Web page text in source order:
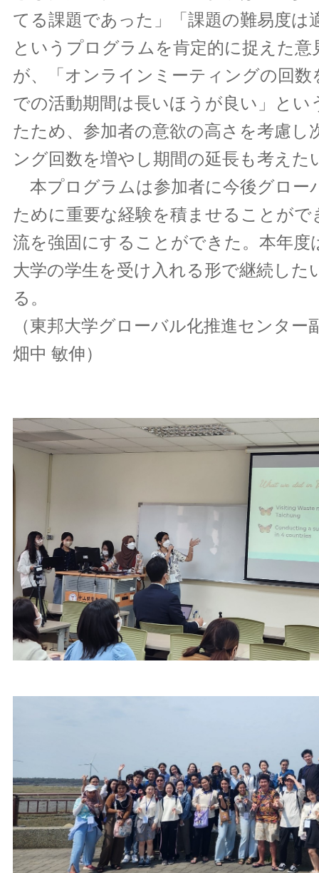
てる課題であった」「課題の難易度は
というプログラムを肯定的に捉えた意
が、「オンラインミーティングの回数
での活動期間は長いほうが良い」とい
たため、参加者の意欲の高さを考慮し
ング回数を増やし期間の延長も考えた
本プログラムは参加者に今後グロー
ために重要な経験を積ませることがで
流を強固にすることができた。本年度
大学の学生を受け入れる形で継続した
る。
（東邦大学グローバル化推進センタ
畑中 敏伸）